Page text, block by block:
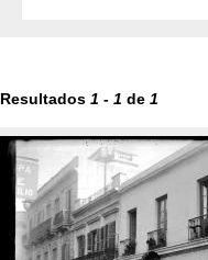
Resultados 1 - 1 de 1